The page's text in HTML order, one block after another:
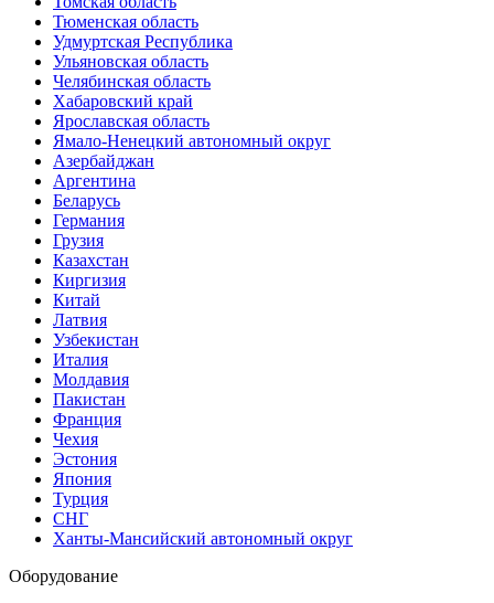
Тюменская область
Удмуртская Республика
Ульяновская область
Челябинская область
Хабаровский край
Ярославская область
Ямало-Ненецкий автономный округ
Азербайджан
Аргентина
Беларусь
Германия
Грузия
Казахстан
Киргизия
Китай
Латвия
Узбекистан
Италия
Молдавия
Пакистан
Франция
Чехия
Эстония
Япония
Турция
СНГ
Ханты-Мансийский автономный округ
Оборудование